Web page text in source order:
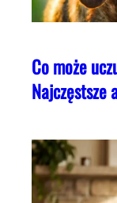
Co może
Najczęstsze